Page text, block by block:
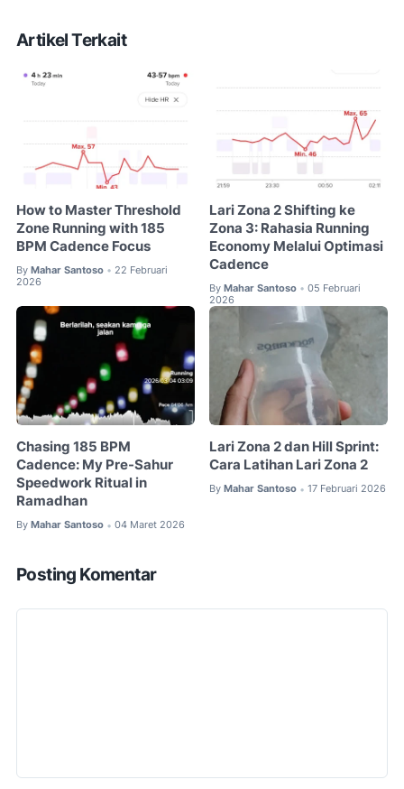
Artikel Terkait
How to Master Threshold
Zone Running with 185
BPM Cadence Focus
By Mahar Santoso • 22 Februari
2026
Lari Zona 2 Shifting ke
Zona 3: Rahasia Running
Economy Melalui Optimasi
Cadence
By Mahar Santoso • 05 Februari
2026
Chasing 185 BPM
Cadence: My Pre-Sahur
Speedwork Ritual in
Ramadhan
By Mahar Santoso • 04 Maret 2026
Lari Zona 2 dan Hill Sprint:
Cara Latihan Lari Zona 2
By Mahar Santoso • 17 Februari 2026
Posting Komentar